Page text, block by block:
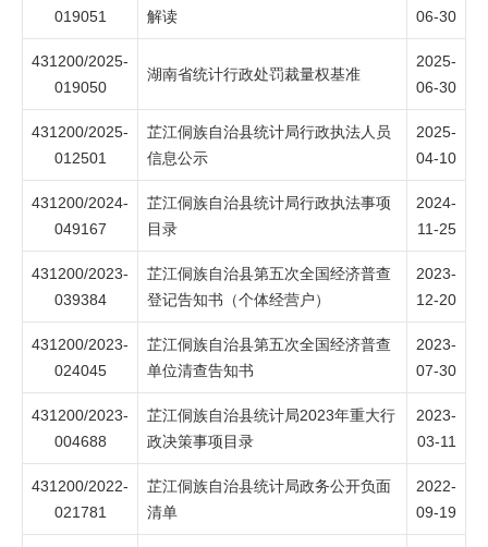
019051
解读
06-30
431200/2025-
019050
湖南省统计行政处罚裁量权基准
2025-
06-30
431200/2025-
012501
芷江侗族自治县统计局行政执法人员
信息公示
2025-
04-10
431200/2024-
049167
芷江侗族自治县统计局行政执法事项
目录
2024-
11-25
431200/2023-
039384
芷江侗族自治县第五次全国经济普查
登记告知书（个体经营户）
2023-
12-20
431200/2023-
024045
芷江侗族自治县第五次全国经济普查
单位清查告知书
2023-
07-30
431200/2023-
004688
芷江侗族自治县统计局2023年重大行
政决策事项目录
2023-
03-11
431200/2022-
021781
芷江侗族自治县统计局政务公开负面
清单
2022-
09-19